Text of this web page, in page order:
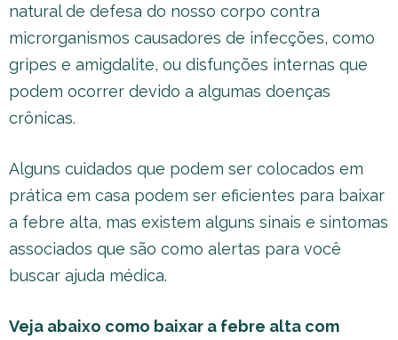
natural de defesa do nosso corpo contra
microrganismos causadores de infecções, como
gripes e amigdalite, ou disfunções internas que
podem ocorrer devido a algumas doenças
crônicas.
Alguns cuidados que podem ser colocados em
prática em casa podem ser eficientes para baixar
a febre alta, mas existem alguns sinais e sintomas
associados que são como alertas para você
buscar ajuda médica.
Veja abaixo como baixar a febre alta com